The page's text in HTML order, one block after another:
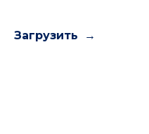
Загрузить